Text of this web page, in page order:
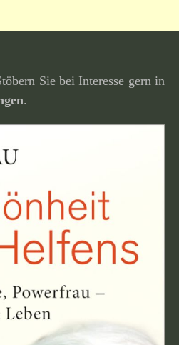
Sie bei Interesse gern in
.